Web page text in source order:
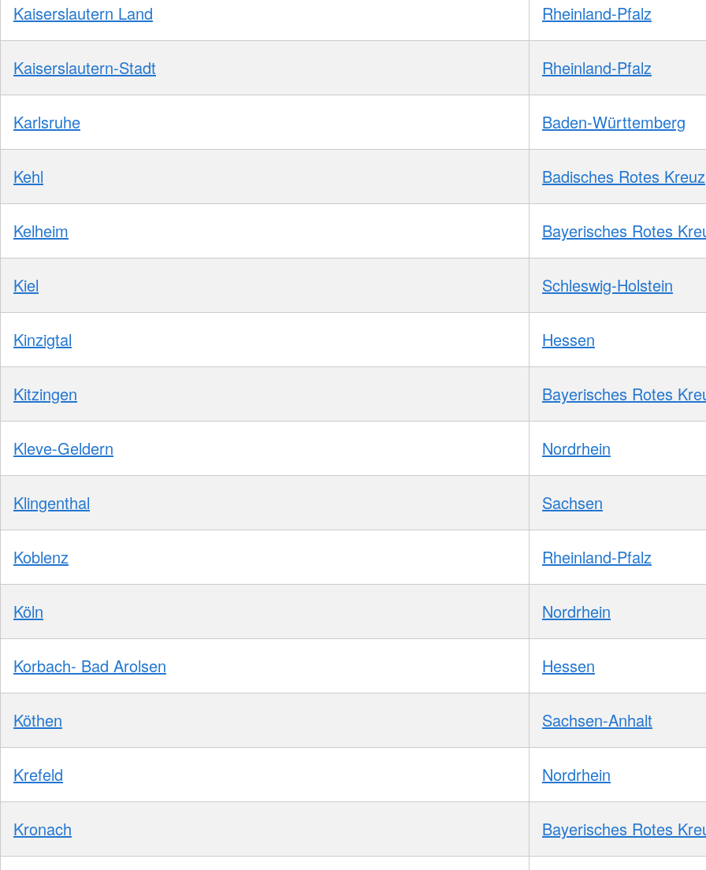
Kaiserslautern Land Rheinland-Pfalz
Kaiserslautern-Stadt Rheinland-Pfalz
Karlsruhe Baden-Württemberg
Kehl Badisches Rotes Kreuz
Kelheim Bayerisches Rotes
Kiel Schleswig-Holstein
Kinzigtal Hessen
Kitzingen Bayerisches Rotes
Kleve-Geldern Nordrhein
Klingenthal Sachsen
Koblenz Rheinland-Pfalz
Köln Nordrhein
Korbach- Bad Arolsen Hessen
Köthen Sachsen-Anhalt
Krefeld Nordrhein
Kronach Bayerisches Rotes